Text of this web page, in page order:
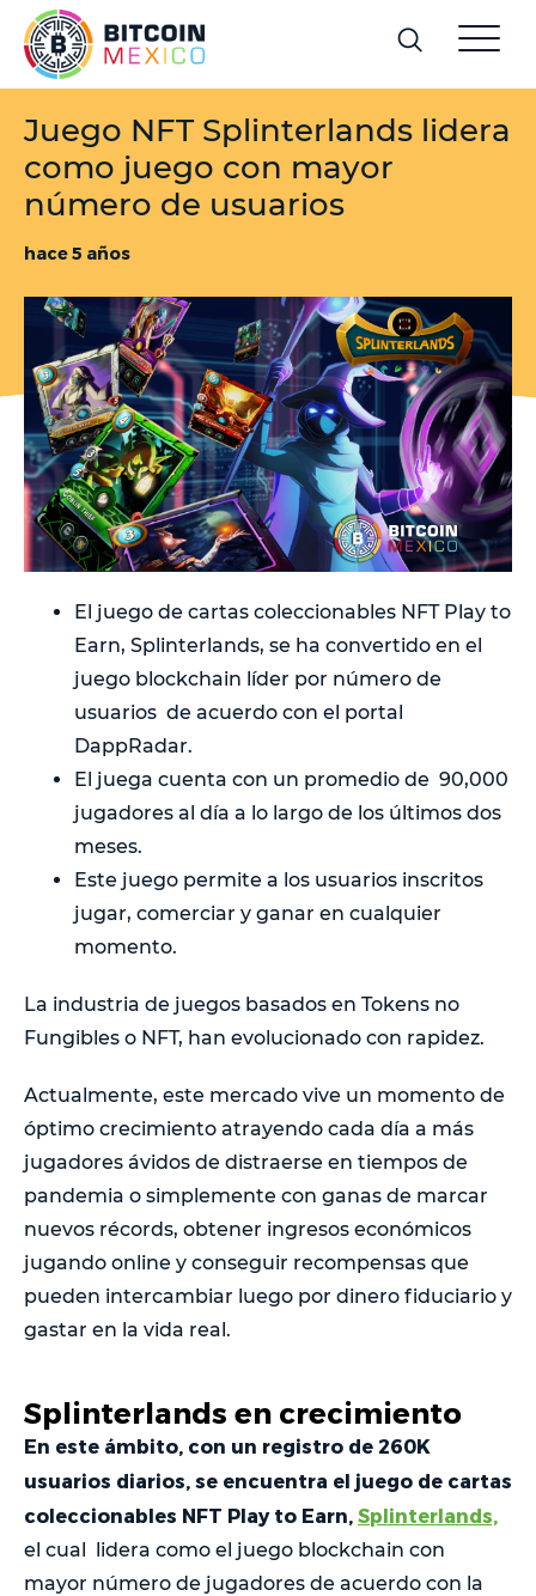
Juego NFT Splinterlands lidera
como juego con mayor
número de usuarios
hace 5 años
El juego de cartas coleccionables NFT Play to
Earn, Splinterlands, se ha convertido en el
juego blockchain líder por número de
usuarios de acuerdo con el portal
DappRadar.
El juega cuenta con un promedio de 90,000
jugadores al día a lo largo de los últimos dos
meses.
Este juego permite a los usuarios inscritos
jugar, comerciar y ganar en cualquier
momento.
La industria de juegos basados en Tokens no
Fungibles o NFT, han evolucionado con rapidez.
Actualmente, este mercado vive un momento de
óptimo crecimiento atrayendo cada día a más
jugadores ávidos de distraerse en tiempos de
pandemia o simplemente con ganas de marcar
nuevos récords, obtener ingresos económicos
jugando online y conseguir recompensas que
pueden intercambiar luego por dinero fiduciario y
gastar en la vida real.
Splinterlands en crecimiento
En este ámbito, con un registro de 260K
usuarios diarios, se encuentra el juego de cartas
coleccionables NFT Play to Earn, Splinterlands,
el cual lidera como el juego blockchain con
mayor número de jugadores de acuerdo con la